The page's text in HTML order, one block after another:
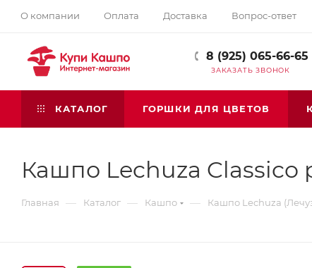
О компании Оплата Доставка Вопрос-ответ
8 (925) 065-66-65
ЗАКАЗАТЬ ЗВОНОК
КАТАЛОГ ГОРШКИ ДЛЯ ЦВЕТОВ
Кашпо Lechuza Classico
Главная — Каталог — Кашпо — Кашпо Lechuza